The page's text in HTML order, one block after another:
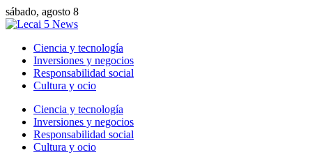
sábado, agosto 8
Ciencia y tecnología
Inversiones y negocios
Responsabilidad social
Cultura y ocio
Ciencia y tecnología
Inversiones y negocios
Responsabilidad social
Cultura y ocio